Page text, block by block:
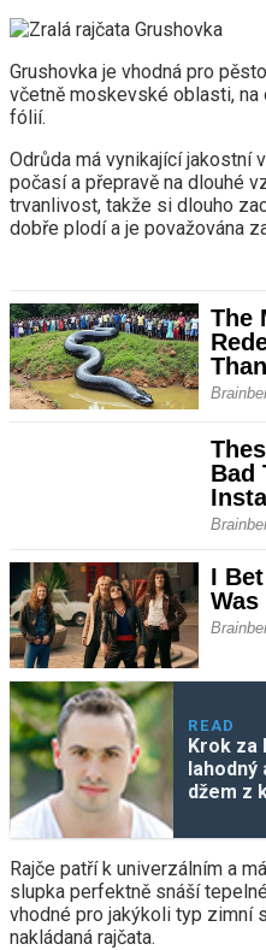
Grushovka je vhodná pro
včetně moskevské oblasti,
fólií.
Odrůda má vynikající jakostní
počasí a přepravě na dlouhé
trvanlivost, takže si dlouho
dobře plodí a je považována
READ
Krok za
lahodný
džem z
Rajče patří k univerzálním a
slupka perfektně snáší
vhodné pro jakýkoli typ zimní
nakládaná rajčata.